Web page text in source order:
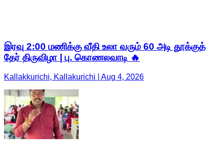
இரவு 2:00 மணிக்கு வீதி உலா வரும் 60 அடி தூக்குத்
தேர் திருவிழா | பு. கொணலவாடி 🔥
Kallakkurichi, Kallakurichi | Aug 4, 2026